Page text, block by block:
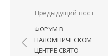
Навигация
записям
Предыдущий пост
ФОРУМ В
ПАЛОМНИЧЕСКОМ
ЦЕНТРЕ СВЯТО-